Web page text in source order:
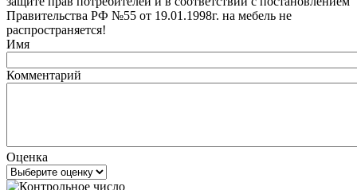
Правительства РФ №55 от 19.01.1998г. на мебель не
распространяется!
Имя
Комментарий
Оценка